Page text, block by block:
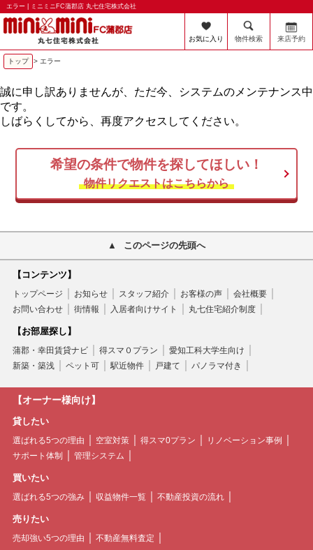
エラー | ミニミニFC蒲郡店 丸七住宅株式会社
お気に入り 物件検索 来店予約
トップ > エラー
誠に申し訳ありませんが、ただ今、システムのメンテナンス中
です。
しばらくしてから、再度アクセスしてください。
希望の条件で物件を探してほしい！
物件リクエストはこちらから
このページの先頭へ
【コンテンツ】
トップページ お知らせ スタッフ紹介 お客様の声
会社概要
お問い合わせ
街情報 入居者向けサイト 丸七住宅紹介制度
【お部屋探し】
蒲郡・幸田賃貸ナビ 得スマ０プラン
愛知工科大学生向け
新築・築浅
ペット可 駅近物件 戸建て パノラマ付き
【オーナー様向け】
貸したい
選ばれる5つの理由 空室対策 得スマ0プラン
リノベーション事例
サポート体制
管理システム
買いたい
選ばれる5つの強み 収益物件一覧 不動産投資の流れ
売りたい
売却強い5つの理由 不動産無料査定